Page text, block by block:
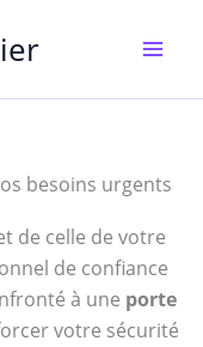
besoins urgents
de celle de votre
de confiance
à une porte
votre sécurité